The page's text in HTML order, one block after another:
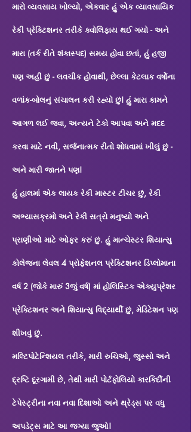
મારો વ્યવસાય ખોલ્યો, એકવાર હું એક વ્યાવસાયિક
રેકી પ્રેક્ટિશનર તરીકે ક્વોલિફાય થઈ ગયો - અને
મારા (તર્ક રીતે શંકાસ્પદ) સમય હોવા છતાં, હું હજી
પણ અહીં છું - લવચીક હોવાથી, છેલ્લા કેટલાક વર્ષોના
વળાંક-બોલનું સંચાલન કરી રહ્યો છું! હું મારા કામને
આગળ લઈ જવા, અન્યને ટેકો આપવા અને મદદ
કરવા માટે નવી, સર્જનાત્મક રીતો શોધવામાં ખીલું છું -
અને મારી જાતને પણ!
હું હાલમાં એક લાયક રેકી માસ્ટર ટીચર છું, રેકી
અભ્યાસક્રમો અને રેકી સત્રો મનુષ્યો અને
પ્રાણીઓ માટે ઓફર કરું છું. હું માન્ચેસ્ટર શિયાત્સુ
કોલેજના લેવલ 4 પ્રોફેશનલ પ્રેક્ટિશનર ડિપ્લોમાના
વર્ષ 2 (જોકે મારું 3જું વર્ષ) માં હોલિસ્ટિક એક્યુપ્રેશર
પ્રેક્ટિશનર અને શિયાત્સુ વિદ્યાર્થી છું, મેડિટેશન પણ
શીખવું છું.
મલ્ટિપોટેન્શિયલ તરીકે, મારી રુચિઓ, જુસ્સો અને
દ્રષ્ટિ દૂરગામી છે, તેથી મારી પોર્ટફોલિયો કારકિર્દીની
ટેપેસ્ટ્રીના નવા નવા દિશાઓ અને થ્રેડ્સ પર વધુ
અપડેટ્સ માટે આ જગ્યા જુઓ!